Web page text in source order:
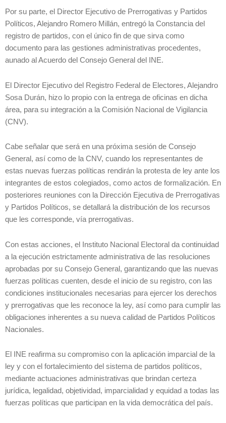
Por su parte, el Director Ejecutivo de Prerrogativas y Partidos
Políticos, Alejandro Romero Millán, entregó la Constancia del
registro de partidos, con el único fin de que sirva como
documento para las gestiones administrativas procedentes,
aunado al Acuerdo del Consejo General del INE.
El Director Ejecutivo del Registro Federal de Electores, Alejandro
Sosa Durán, hizo lo propio con la entrega de oficinas en dicha
área, para su integración a la Comisión Nacional de Vigilancia
(CNV).
Cabe señalar que será en una próxima sesión de Consejo
General, así como de la CNV, cuando los representantes de
estas nuevas fuerzas políticas rendirán la protesta de ley ante los
integrantes de estos colegiados, como actos de formalización. En
posteriores reuniones con la Dirección Ejecutiva de Prerrogativas
y Partidos Políticos, se detallará la distribución de los recursos
que les corresponde, vía prerrogativas.
Con estas acciones, el Instituto Nacional Electoral da continuidad
a la ejecución estrictamente administrativa de las resoluciones
aprobadas por su Consejo General, garantizando que las nuevas
fuerzas políticas cuenten, desde el inicio de su registro, con las
condiciones institucionales necesarias para ejercer los derechos
y prerrogativas que les reconoce la ley, así como para cumplir las
obligaciones inherentes a su nueva calidad de Partidos Políticos
Nacionales.
El INE reafirma su compromiso con la aplicación imparcial de la
ley y con el fortalecimiento del sistema de partidos políticos,
mediante actuaciones administrativas que brindan certeza
jurídica, legalidad, objetividad, imparcialidad y equidad a todas las
fuerzas políticas que participan en la vida democrática del país.